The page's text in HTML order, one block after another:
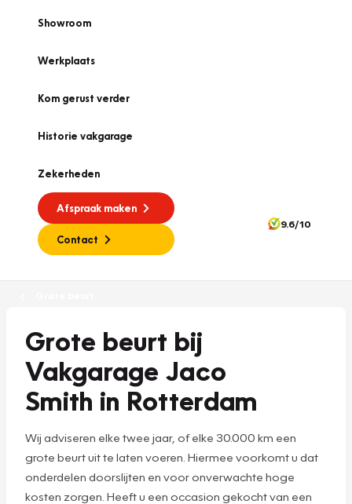
Showroom
Werkplaats
Kom gerust verder
Historie vakgarage
Zekerheden
Afspraak maken
Contact
9.6/10
Grote beurt bij
Vakgarage Jaco
Smith in Rotterdam
Wij adviseren elke twee jaar, of elke 30.000 km een
grote beurt uit te laten voeren. Hiermee voorkomt u dat
onderdelen doorslijten en voor onverwachte hoge
kosten zorgen. Heeft u een occasion gekocht van een